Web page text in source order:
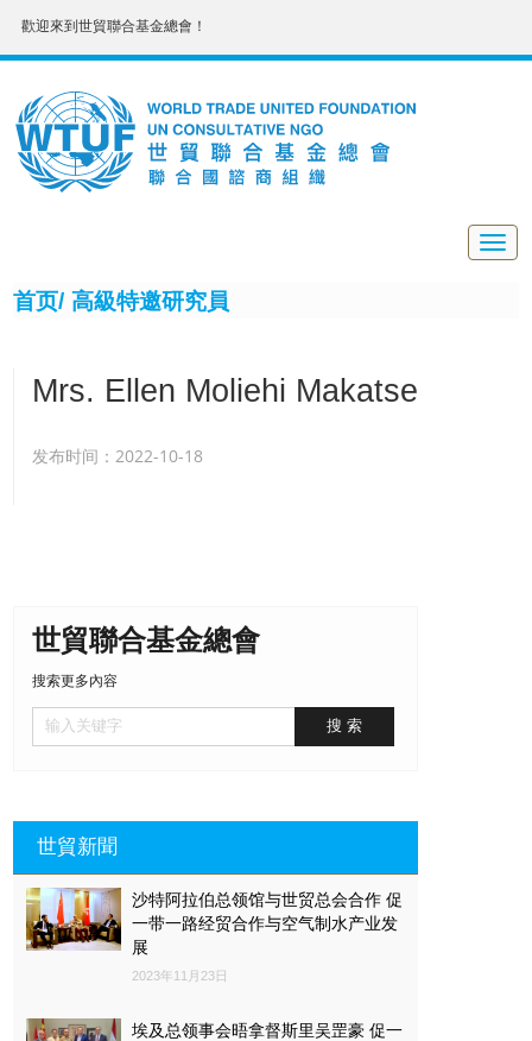
歡迎來到世貿聯合基金總會！
首页/ 高級特邀研究員
Mrs. Ellen Moliehi Makatse
发布时间：2022-10-18
世貿聯合基金總會
搜索更多內容
世貿新聞
沙特阿拉伯总领馆与世贸总会合作 促
一带一路经贸合作与空气制水产业发
展
2023年11月23日
埃及总领事会晤拿督斯里吴罡豪 促一